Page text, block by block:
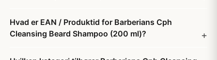
Hvad er EAN / Produktid for Barberians Cph
Cleansing Beard Shampoo (200 ml)?